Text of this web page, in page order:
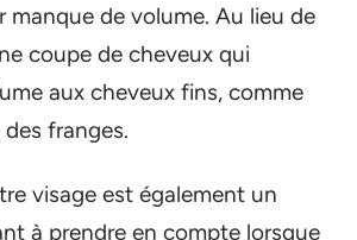
manque de volume. Au lieu de
coupe de cheveux qui
aux cheveux fins, comme
franges.
visage est également un
à prendre en compte lorsque